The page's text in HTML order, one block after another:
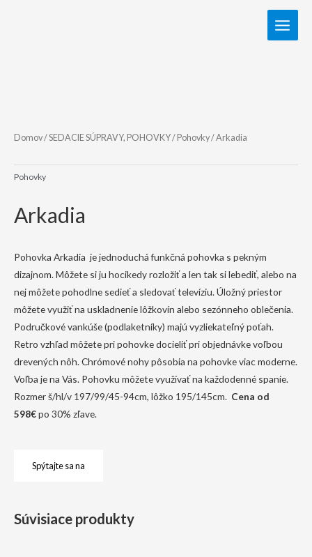
Domov/SEDACIE SÚPRAVY, POHOVKY/ Pohovky/ Arkadia
Pohovky
Arkadia
Pohovka Arkadia je jednoduchá funkčná pohovka s pekným
dizajnom. Môžete si ju hocikedy rozložiť a len tak si lebediť, alebo na
nej môžete pohodlne sedieť a sledovať televíziu. Úložný priestor
môžete využiť na uskladnenie lôžkovín alebo sezónneho oblečenia.
Područkové vankúše (podlaketníky) majú vyzliekateľný poťah.
Retro vzhľad môžete pri pohovke docieliť pri objednávke voľbou
drevených nôh. Chrómové nohy pôsobia na pohovke viac moderne.
Voľba je na Vás. Pohovku môžete využívať na každodenné spanie.
Rozmer š/hl/v 197/99/45-94cm, lôžko 195/145cm. Cena od
598€po 30% zľave.
Spýtajte sa na
Súvisiace produkty